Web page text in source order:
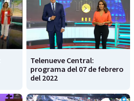
Telenueve Central:
programa del 07 de febrero
del 2022